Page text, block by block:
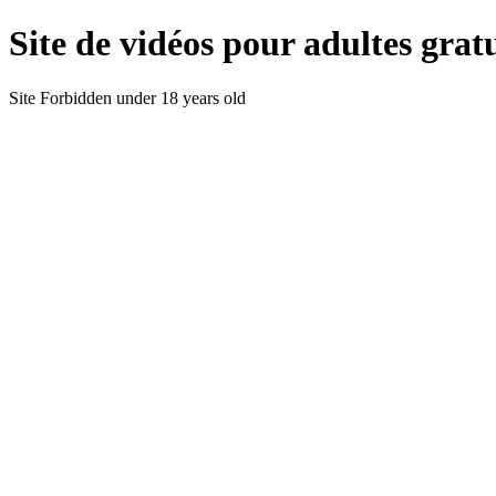
Site de vidéos pour adultes
Site Forbidden under 18 years old